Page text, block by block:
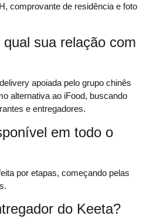
comprovante de residência e foto
sua relação com
apoiada pelo grupo chinês
alternativa ao iFood, buscando
e entregadores.
em todo o
por etapas, começando pelas
do Keeta?